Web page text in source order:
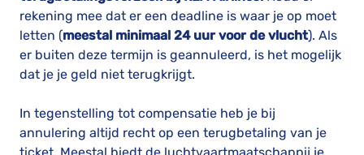
rekening mee dat er een deadline is waar je op moet
letten (meestal minimaal 24 uur voor de vlucht). Als
er buiten deze termijn is geannuleerd, is het mogelijk
dat je je geld niet terugkrijgt.
In tegenstelling tot compensatie heb je bij
annulering altijd recht op een terugbetaling van je